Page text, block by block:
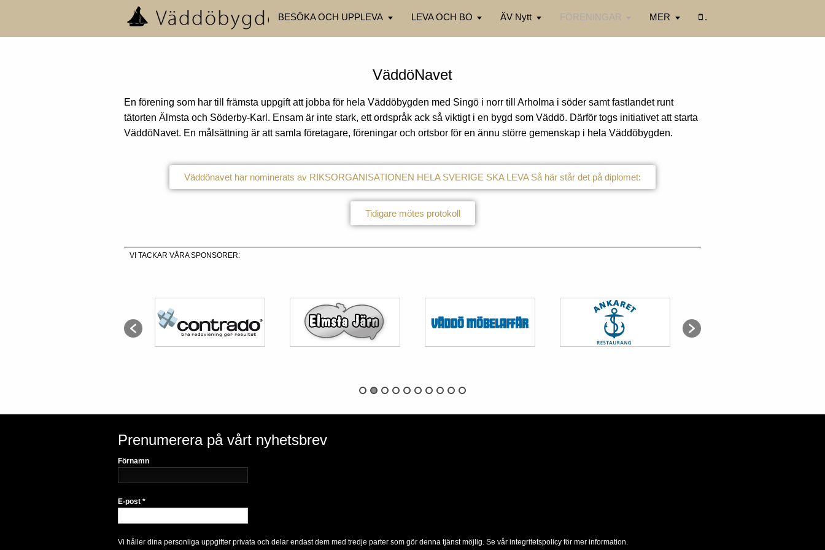
BESÖKA OCH UPPLEVA LEVA OCH BO ÄV Nytt FÖRENINGAR MER .
VäddöNavet
En förening som har till främsta uppgift att jobba för hela Väddöbygden med Singö i norr till Arholma i söder samt fastlandet runt
tätorten Älmsta och Söderby-Karl. Ensam är inte stark, ett ordspråk ack så viktigt i en bygd som Väddö. Därför togs initiativet att starta
VäddöNavet. En målsättning är att samla företagare, föreningar och ortsbor för en ännu större gemenskap i hela Väddöbygden.
Väddönavet har nominerats av RIKSORGANISATIONEN HELA SVERIGE SKA LEVA Så här står det på diplomet:
Tidigare mötes protokoll
VI TACKAR VÅRA SPONSORER:
Prenumerera på vårt nyhetsbrev
Förnamn
E-post *
Vi håller dina personliga uppgifter privata och delar endast dem med tredje parter som gör denna tjänst möjlig. Se vår integritetspolicy för mer information.